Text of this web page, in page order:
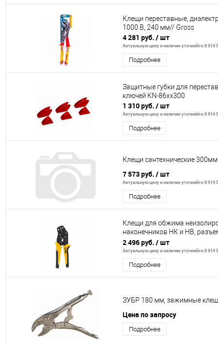
Клещи переставные,
1000 В, 240 мм// Gross
4 281 руб. / шт
Актуальную цену и наличие уточняйте 8 914
Подробнее
Защитные губки для
ключей KN-86xx300
1 310 руб. / шт
Актуальную цену и наличие уточняйте 8 914
Подробнее
Клещи сантехнические 300мм
7 573 руб. / шт
Актуальную цену и наличие уточняйте 8 914
Подробнее
Клещи для обжима
наконечников НК и НВ,
Denzel
2 496 руб. / шт
Актуальную цену и наличие уточняйте 8 914
Подробнее
ЗУБР 180 мм, зажимные
Цена по запросу
Подробнее